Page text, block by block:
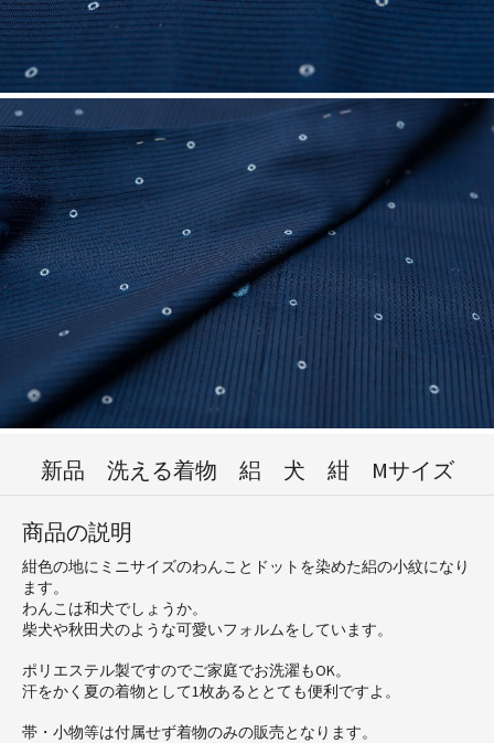
新品 洗える着物 絽 犬 紺 Мサイズ
商品の説明
紺色の地にミニサイズのわんことドットを染めた絽の小紋になり
ます。
わんこは和犬でしょうか。
柴犬や秋田犬のような可愛いフォルムをしています。
ポリエステル製ですのでご家庭でお洗濯もOK。
汗をかく夏の着物として1枚あるととても便利ですよ。
帯・小物等は付属せず着物のみの販売となります。